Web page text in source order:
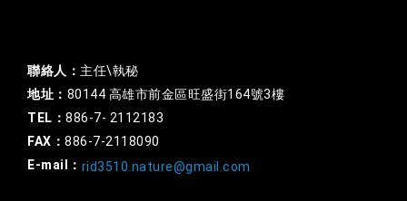
聯絡人： 主任\執秘
地址： 80144 高雄市前金區旺盛街164號3樓
TEL： 886-7- 2112183
FAX： 886-7-2118090
E-mail： rid3510.nature@gmail.com